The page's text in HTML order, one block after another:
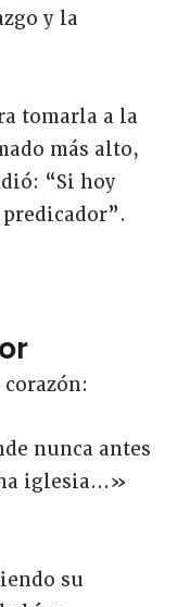
y la
tomarla a la
más alto,
“Si hoy
nunca antes
iglesia…»
su